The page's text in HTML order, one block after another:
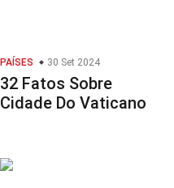
PAÍSES 30 Set 2024
32 Fatos Sobre
Cidade Do Vaticano